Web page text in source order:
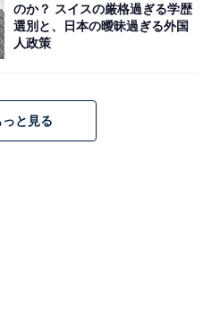
に入らない情報も満載です。
...続きを読む
春セール】「TAOYA秋保」が今
！ 秋保温泉に佇む、非日常を味
のか？ スイスの厳格過ぎる学歴
選別と、日本の曖昧過ぎる外国
人政策
と見る